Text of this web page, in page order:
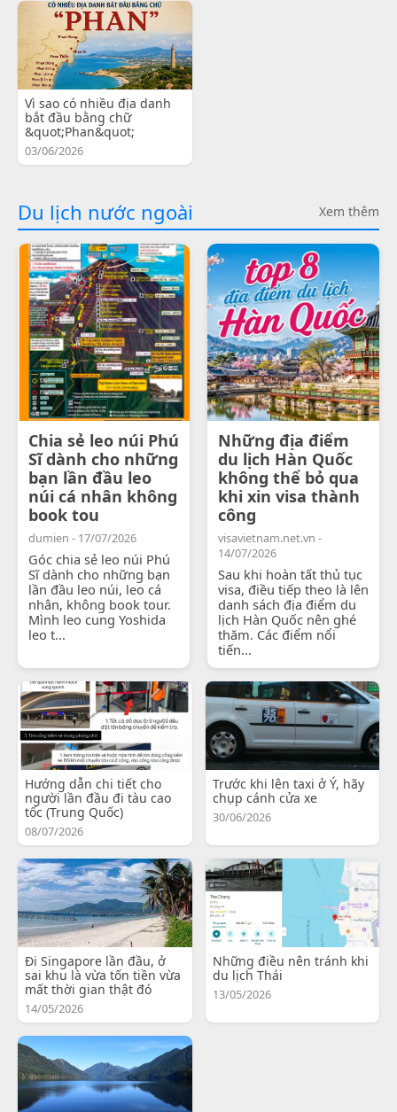
Vì sao có nhiều địa danh
bắt đầu bằng chữ
&quot;Phan&quot;
03/06/2026
Du lịch nước ngoài Xem thêm
Chia sẻ leo núi Phú
Sĩ dành cho những
bạn lần đầu leo
núi cá nhân không
book tou
dumien - 17/07/2026
Góc chia sẻ leo núi Phú
Sĩ dành cho những bạn
lần đầu leo núi, leo cá
nhân, không book tour.
Mình leo cung Yoshida
leo t...
Những địa điểm
du lịch Hàn Quốc
không thể bỏ qua
khi xin visa thành
công
visavietnam.net.vn -
14/07/2026
Sau khi hoàn tất thủ tục
visa, điều tiếp theo là lên
danh sách địa điểm du
lịch Hàn Quốc nên ghé
thăm. Các điểm nổi
tiến...
Hướng dẫn chi tiết cho
người lần đầu đi tàu cao
tốc (Trung Quốc)
08/07/2026
Trước khi lên taxi ở Ý, hãy
chụp cánh cửa xe
30/06/2026
Đi Singapore lần đầu, ở
sai khu là vừa tốn tiền vừa
mất thời gian thật đó
14/05/2026
Những điều nên tránh khi
du lịch Thái
13/05/2026